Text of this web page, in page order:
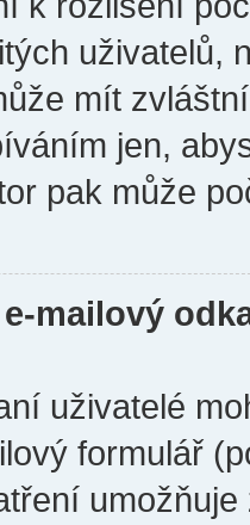
uživatelů,
mít
jen,
pak může
mailový
uživatelé
formulář